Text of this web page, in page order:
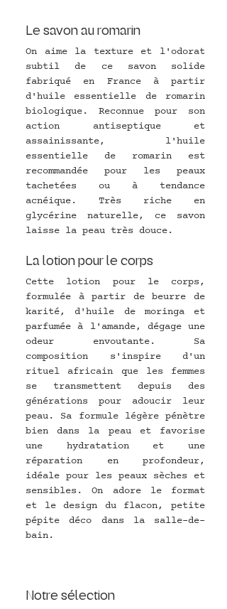
Le savon au romarin
On aime la texture et l'odorat
subtil de ce savon solide
fabriqué en France à partir
d'huile essentielle de romarin
biologique. Reconnue pour son
action antiseptique et
assainissante, l'huile
essentielle de romarin est
recommandée pour les peaux
tachetées ou à tendance
acnéique. Très riche en
glycérine naturelle, ce savon
laisse la peau très douce.
La lotion pour le corps
formulée à partir de beurre de
karité, d'huile de moringa et
parfumée à l'amande,
dégage une
odeur envoutante. Sa
composition s'inspire d'un
rituel africain que les femmes
se transmettent depuis des
générations pour adoucir leur
peau. Sa formule légère pénètre
bien dans la peau et favorise
une hydratation et une
réparation en profondeur,
idéale pour les peaux sèches et
sensibles. On adore le format
et le design du flacon, petite
pépite déco dans la salle-de-
bain.
Notre sélection